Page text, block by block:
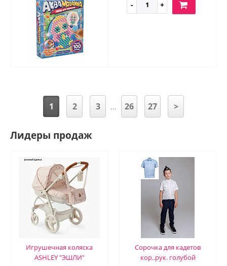
1 2 3 ... 26 27 >
Лидеры продаж
Игрушечная коляска
ASHLEY "ЭШЛИ"
Сорочка для кадетов
кор..рук. голубой